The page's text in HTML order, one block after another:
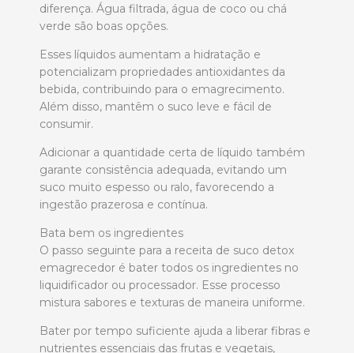
diferença. Água filtrada, água de coco ou chá
verde são boas opções.
Esses líquidos aumentam a hidratação e
potencializam propriedades antioxidantes da
bebida, contribuindo para o emagrecimento.
Além disso, mantêm o suco leve e fácil de
consumir.
Adicionar a quantidade certa de líquido também
garante consistência adequada, evitando um
suco muito espesso ou ralo, favorecendo a
ingestão prazerosa e contínua.
Bata bem os ingredientes
O passo seguinte para a receita de suco detox
emagrecedor é bater todos os ingredientes no
liquidificador ou processador. Esse processo
mistura sabores e texturas de maneira uniforme.
Bater por tempo suficiente ajuda a liberar fibras e
nutrientes essenciais das frutas e vegetais,